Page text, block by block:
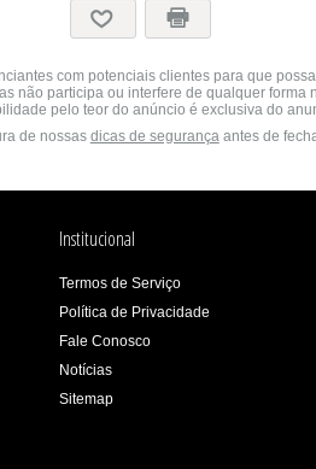
com potenciais clientes para que
não participa ou interfere de qualquer forma
pelo teor do anúncio é exclusiva do
de nossas dicas de segurançaantes de
Institucional
Termos de Serviço
Política de Privacidade
Fale Conosco
Notícias
Sitemap